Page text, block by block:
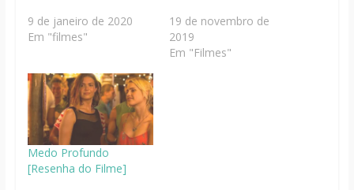
9 de janeiro de 2020
Em "filmes"
19 de novembro de
2019
Em "Filmes"
Medo Profundo
[Resenha do Filme]